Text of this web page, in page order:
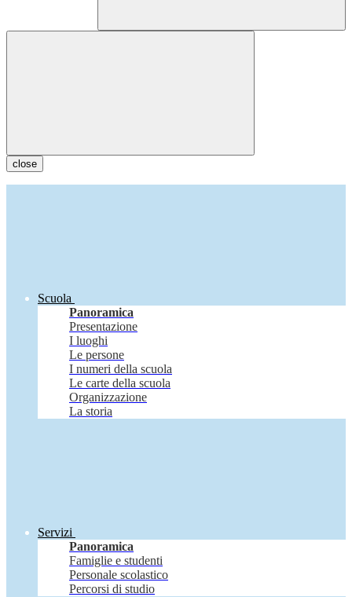
close
Scuola
Panoramica
Presentazione
I luoghi
Le persone
I numeri della scuola
Le carte della scuola
Organizzazione
La storia
Servizi
Panoramica
Famiglie e studenti
Personale scolastico
Percorsi di studio